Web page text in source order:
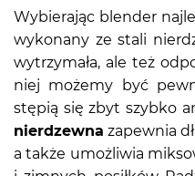
Wybierając blender
wykonany ze stali
wytrzymała, ale też
niej możemy być
stępią się zbyt szybko
nierdzewna zapewnia
a także umożliwia